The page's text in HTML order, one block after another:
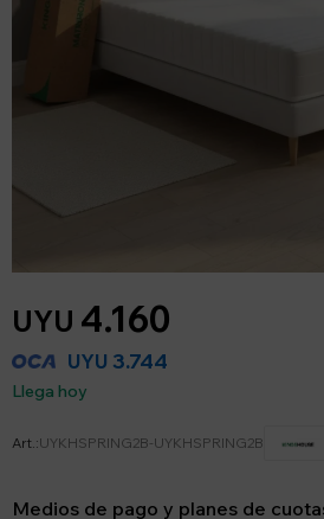
UYU 4.160
UYU 3.744
Llega hoy
UYKHSPRING2B-UYKHSPRING2B
Medios de pago y planes de